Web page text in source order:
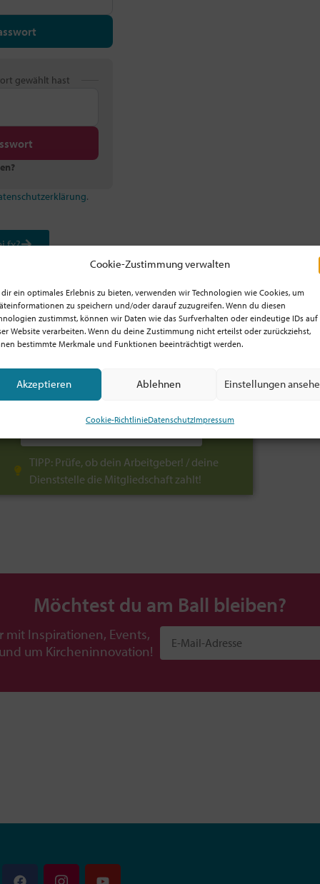
Cookie-Zustimmung verwalten
dir ein optimales Erlebnis zu bieten, verwenden wir Technologien wie Cookies, um
zu speichern und/oder darauf zuzugreifen. Wenn du diesen
zustimmst, können wir Daten wie das Surfverhalten oder eindeutige IDs auf
Website verarbeiten. Wenn du deine Zustimmung nicht erteilst oder zurückziehst,
bestimmte Merkmale und Funktionen beeinträchtigt werden.
Akzeptieren Ablehnen Einstellungen
Cookie-RichtlinieDatenschutzImpressum
gewählt hast
.
fx?
Jetzt Mitglied werden!
Profitiere von der Mitgliedschaft
und unterstütze die Bewegung!
Mitglied sein ab 5€/Monat!
TIPP: Prüfe, ob dein Arbeitgeber! / deine
Dienststelle die Mitgliedschaft zahlt!
Möchtest du am Ball bleiben?
Inspirationen, Events,
um Kircheninnovation!